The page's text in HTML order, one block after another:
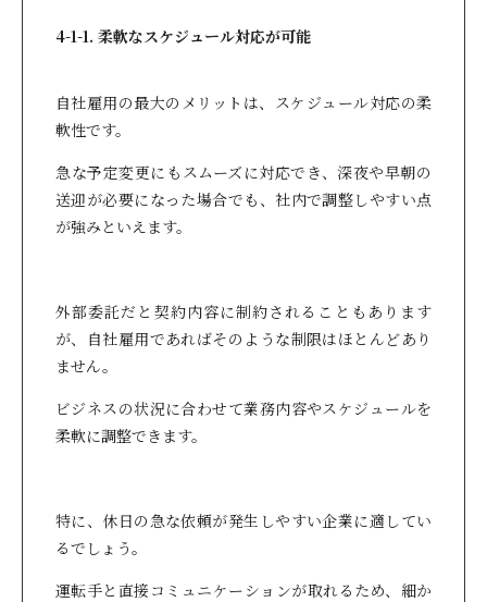
4-1-1. 柔軟なスケジュール対応が可能
自社雇用の最大のメリットは、スケジュール対応の柔
軟性です。
急な予定変更にもスムーズに対応でき、深夜や早朝の
送迎が必要になった場合でも、社内で調整しやすい点
が強みといえます。
外部委託だと契約内容に制約されることもあります
が、自社雇用であればそのような制限はほとんどあり
ません。
ビジネスの状況に合わせて業務内容やスケジュールを
柔軟に調整できます。
特に、休日の急な依頼が発生しやすい企業に適してい
るでしょう。
運転手と直接コミュニケーションが取れるため、細か